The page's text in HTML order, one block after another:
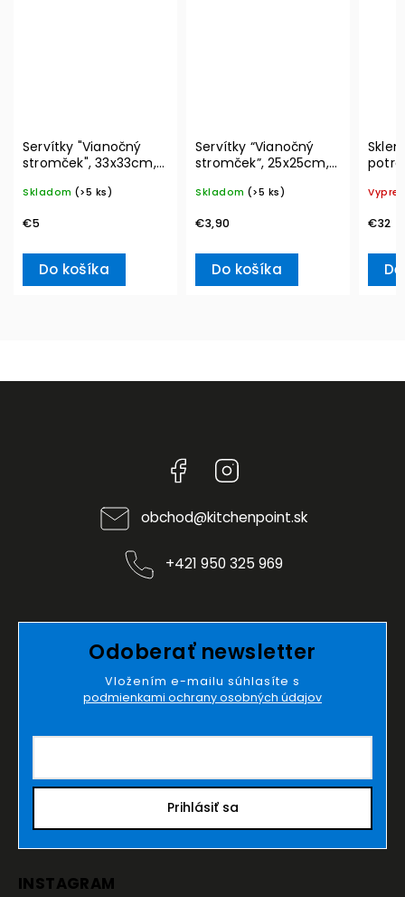
Servítky "Vianočný
stromček", 33x33cm,
L– Villeroy & Boch
Skladom (>5 ks)
€5
Do košíka
Servítky “Vianočný
stromček”, 25x25cm,
Villeroy & Boch
Skladom (>5 ks)
€3,90
Do košíka
€32
Facebook
obchod@kitchenpoint.sk
+421 950 325 969
Odoberať newsletter
Vložením e-mailu súhlasíte s
podmienkami ochrany osobných údajov
Prihlásiť sa
INSTAGRAM